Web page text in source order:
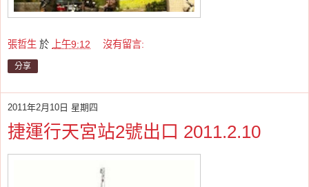
張哲生 於 上午9:12 沒有留言:
分享
2011年2月10日 星期四
捷運行天宮站2號出口 2011.2.10